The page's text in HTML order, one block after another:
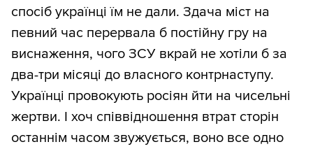
спосіб українці їм не дали. Здача міст на
певний час перервала б постійну гру на
виснаження, чого ЗСУ вкрай не хотіли б за
два-три місяці до власного контрнаступу.
Українці провокують росіян йти на чисельні
жертви. І хоч співвідношення втрат сторін
останнім часом звужується, воно все одно